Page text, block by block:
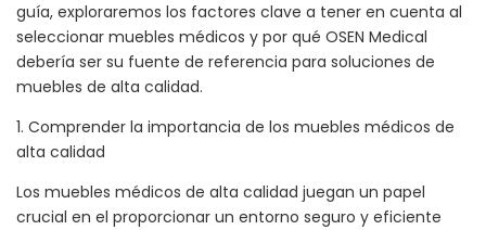
guía, exploraremos los factores clave a tener en cuenta al
seleccionar muebles médicos y por qué OSEN Medical
debería ser su fuente de referencia para soluciones de
muebles de alta calidad.
1. Comprender la importancia de los muebles médicos de
alta calidad
Los muebles médicos de alta calidad juegan un papel
crucial en el proporcionar un entorno seguro y eficiente